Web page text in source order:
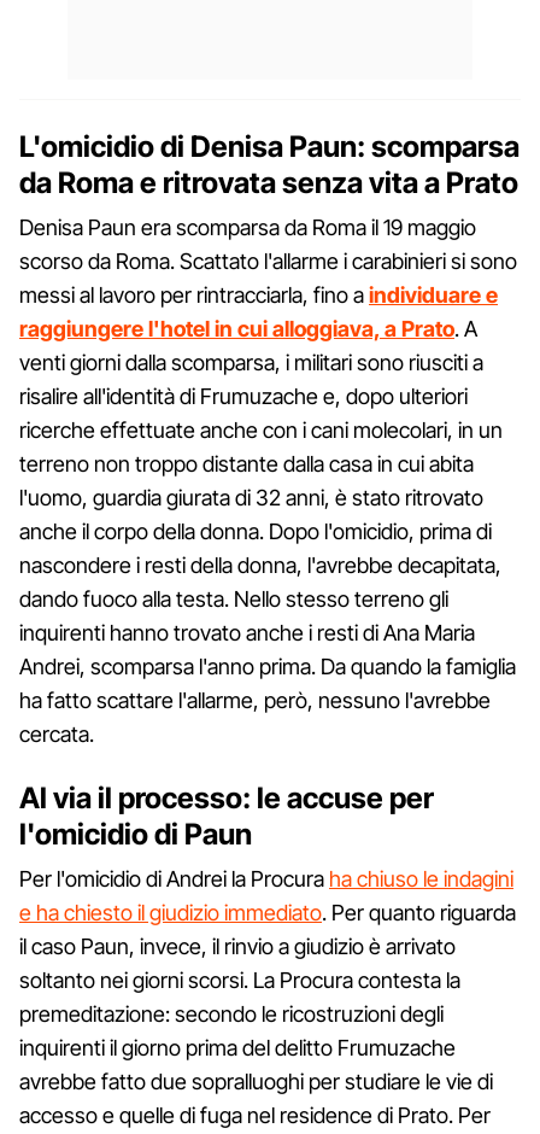
L'omicidio di Denisa Paun: scomparsa
da Roma e ritrovata senza vita a Prato
Denisa Paun era scomparsa da Roma il 19 maggio
scorso da Roma. Scattato l'allarme i carabinieri si sono
messi al lavoro per rintracciarla, fino aindividuare e
raggiungere l'hotel in cui alloggiava, a Prato. A
venti giorni dalla scomparsa, i militari sono riusciti a
risalire all'identità di Frumuzache e, dopo ulteriori
ricerche effettuate anche con i cani molecolari, in un
terreno non troppo distante dalla casa in cui abita
l'uomo, guardia giurata di 32 anni, è stato ritrovato
anche il corpo della donna. Dopo l'omicidio, prima di
nascondere i resti della donna, l'avrebbe decapitata,
dando fuoco alla testa. Nello stesso terreno gli
inquirenti hanno trovato anche i resti di Ana Maria
Andrei, scomparsa l'anno prima. Da quando la famiglia
ha fatto scattare l'allarme, però, nessuno l'avrebbe
cercata.
Al via il processo: le accuse per
l'omicidio di Paun
Per l'omicidio di Andrei la Procura ha chiuso le indagini
e ha chiesto il giudizio immediato. Per quanto riguarda
il caso Paun, invece, il rinvio a giudizio è arrivato
soltanto nei giorni scorsi. La Procura contesta la
premeditazione: secondo le ricostruzioni degli
inquirenti il giorno prima del delitto Frumuzache
avrebbe fatto due sopralluoghi per studiare le vie di
accesso e quelle di fuga nel residence di Prato. Per